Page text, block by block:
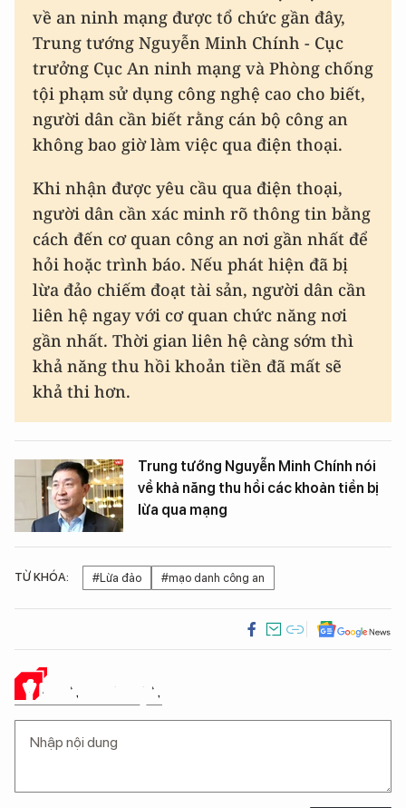
về an ninh mạng được tổ chức gần đây,
Trung tướng Nguyễn Minh Chính - Cục
trưởng Cục An ninh mạng và Phòng chống
tội phạm sử dụng công nghệ cao cho biết,
người dân cần biết rằng cán bộ công an
không bao giờ làm việc qua điện thoại.
Khi nhận được yêu cầu qua điện thoại,
người dân cần xác minh rõ thông tin bằng
cách đến cơ quan công an nơi gần nhất để
hỏi hoặc trình báo. Nếu phát hiện đã bị
lừa đảo chiếm đoạt tài sản, người dân cần
liên hệ ngay với cơ quan chức năng nơi
gần nhất. Thời gian liên hệ càng sớm thì
khả năng thu hồi khoản tiền đã mất sẽ
khả thi hơn.
Trung tướng Nguyễn Minh Chính nói
về khả năng thu hồi các khoản tiền bị
lừa qua mạng
TỪ KHÓA: #Lừa đảo #mạo danh công an
Ý KIẾN CỦA BẠN